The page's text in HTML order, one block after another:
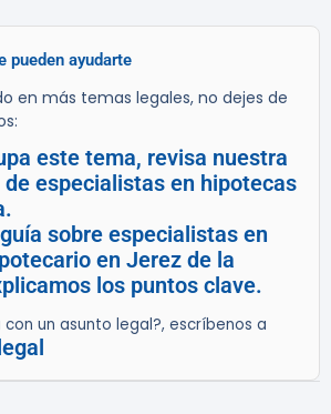
pueden ayudarte
en más temas legales, no dejes de
este tema, revisa nuestra
especialistas en hipotecas
sobre especialistas en
en Jerez de la
los puntos clave.
un asunto legal?, escríbenos a